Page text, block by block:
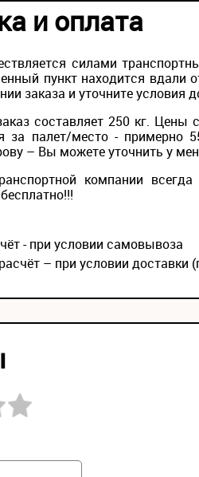
и оплата
силами
пункт находится вдали
заказа и уточните условия
составляет 250 кг. Цены
за палет/место - примерно
– Вы можете уточнить у
компании
- при условии самовывоза
– при условии